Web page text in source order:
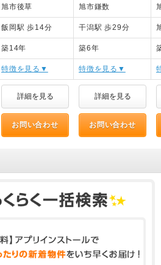
旭市後草 旭市鎌数
飯岡駅 歩14分 干潟駅 歩29分
築14年 築6年
特徴を見る▼ 特徴を見る▼
詳細を見る 詳細を見る
お問い合わせ お問い合わせ